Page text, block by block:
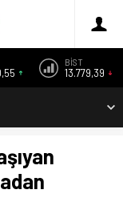
BİST
13.779,39